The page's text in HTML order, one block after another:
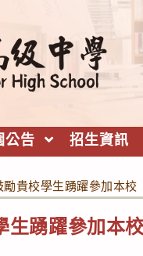
公告 招生資訊
勵貴校學生踴躍參加本校
生踴躍參加本